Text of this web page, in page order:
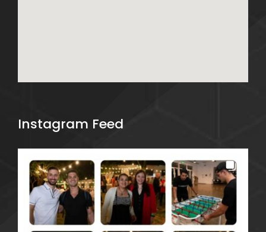
Instagram Feed